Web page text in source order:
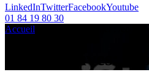
LinkedInTwitterFacebookYoutube
01 84 19 80 30
Accueil
Tag Archives: